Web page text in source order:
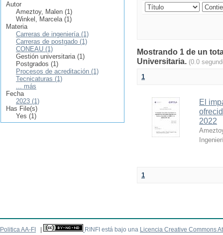
Mostrando 1 de un
Universitaria. (0.0
1
El
2022
1
Autor
Ameztoy, Malen (1)
Winkel, Marcela (1)
Materia
Carreras de ingeniería (1)
Carreras de postgado (1)
CONEAU (1)
Gestión universitaria (1)
Postgrados (1)
Procesos de acreditación (1)
Tecnicaturas (1)
... más
Fecha
2023 (1)
Has File(s)
Yes (1)
Politica AA-FI RINFI está bajo una Licencia Creative Commons